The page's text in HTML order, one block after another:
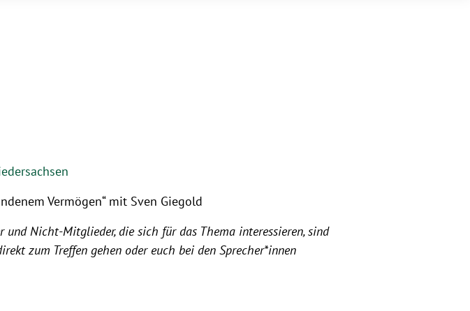
Vermögen“ mit Sven Giegold
Nicht-Mitglieder, die sich für das Thema interessieren, sind
zum Treffen gehen oder euch bei den Sprecher*innen